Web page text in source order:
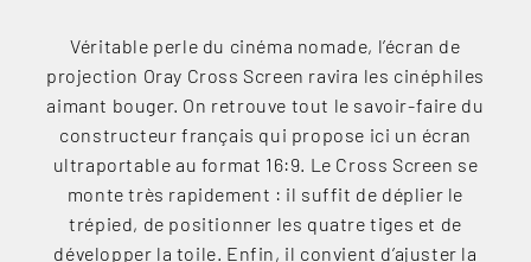
Véritable perle du cinéma nomade, l’écran de
projection Oray Cross Screen ravira les cinéphiles
aimant bouger. On retrouve tout le savoir-faire du
constructeur français qui propose ici un écran
ultraportable au format 16:9. Le Cross Screen se
monte très rapidement : il suffit de déplier le
trépied, de positionner les quatre tiges et de
développer la toile. Enfin, il convient d’ajuster la